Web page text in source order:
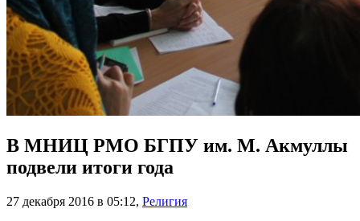
В МНИЦ РМО БГПУ им. М. Акмуллы
подвели итоги года
27 декабря 2016 в 05:12, Религия